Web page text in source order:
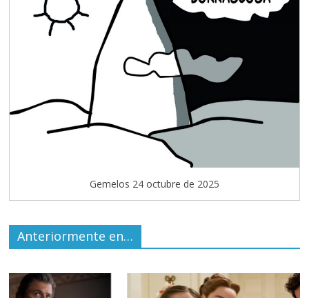
Gemelos 24 octubre de 2025
Anteriormente en…